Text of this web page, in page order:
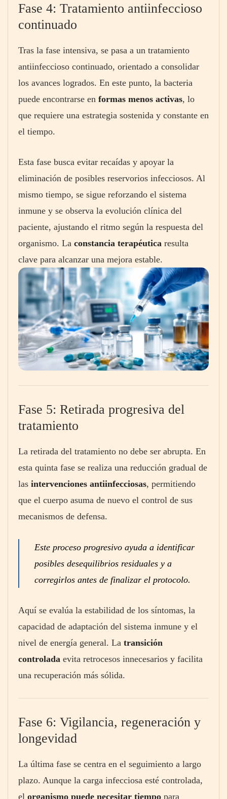
Fase 4: Tratamiento antiinfeccioso
continuado
Tras la fase intensiva, se pasa a un tratamiento
antiinfeccioso continuado, orientado a consolidar
los avances logrados. En este punto, la bacteria
puede encontrarse en formas menos activas, lo
que requiere una estrategia sostenida y constante en
el tiempo.
Esta fase busca evitar recaídas y apoyar la
eliminación de posibles reservorios infecciosos. Al
mismo tiempo, se sigue reforzando el sistema
inmune y se observa la evolución clínica del
paciente, ajustando el ritmo según la respuesta del
organismo. La constancia terapéutica resulta
clave para alcanzar una mejora estable.
Fase 5: Retirada progresiva del
tratamiento
La retirada del tratamiento no debe ser abrupta. En
esta quinta fase se realiza una reducción gradual de
las intervenciones antiinfecciosas, permitiendo
que el cuerpo asuma de nuevo el control de sus
mecanismos de defensa.
Este proceso progresivo ayuda a identificar
posibles desequilibrios residuales y a
corregirlos antes de finalizar el protocolo.
Aquí se evalúa la estabilidad de los síntomas, la
capacidad de adaptación del sistema inmune y el
nivel de energía general. La transición
controlada evita retrocesos innecesarios y facilita
una recuperación más sólida.
Fase 6: Vigilancia, regeneración y
longevidad
La última fase se centra en el seguimiento a largo
plazo. Aunque la carga infecciosa esté controlada,
el organismo puede necesitar tiempo para